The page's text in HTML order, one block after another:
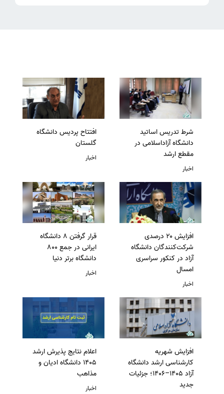
شرط تدریس اساتید
دانشگاه آزاداسلامی در
مقطع ارشد
اخبار
افتتاح پردیس دانشگاه
گلستان
اخبار
افزایش ۲۰ درصدی
شرکت‌کنندگان دانشگاه
آزاد در کنکور سراسری
امسال
اخبار
قرار گرفتن 8 دانشگاه
ایرانی در جمع 800
دانشگاه برتر دنیا
اخبار
افزایش شهریه
کارشناسی ارشد دانشگاه
آزاد 1405–1406؛ جزئیات
جدید
اعلام نتایج پذیرش ارشد
1405 دانشگاه ادیان و
مذاهب
اخبار